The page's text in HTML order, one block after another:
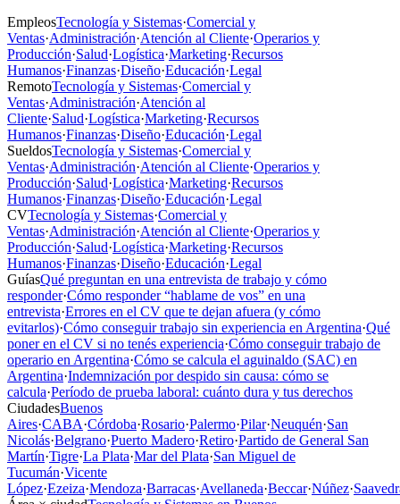
EmpleosTecnología y Sistemas·Comercial y
Ventas·Administración·Atención al Cliente·Operarios y
Producción·Salud·Logística·Marketing·Recursos
Humanos·Finanzas·Diseño·Educación·Legal
RemotoTecnología y Sistemas·Comercial y
Ventas·Administración·Atención al
Cliente·Salud·Logística·Marketing·Recursos
Humanos·Finanzas·Diseño·Educación·Legal
SueldosTecnología y Sistemas·Comercial y
Ventas·Administración·Atención al Cliente·Operarios y
Producción·Salud·Logística·Marketing·Recursos
Humanos·Finanzas·Diseño·Educación·Legal
CVTecnología y Sistemas·Comercial y
Ventas·Administración·Atención al Cliente·Operarios y
Producción·Salud·Logística·Marketing·Recursos
Humanos·Finanzas·Diseño·Educación·Legal
GuíasQué preguntan en una entrevista de trabajo y cómo
responder·Cómo responder “hablame de vos” en una
entrevista·Errores en el CV que te dejan afuera (y cómo
evitarlos)·Cómo conseguir trabajo sin experiencia en Argentina·Qué
poner en el CV si no tenés experiencia·Cómo conseguir trabajo de
operario en Argentina·Cómo se calcula el aguinaldo (SAC) en
Argentina·Indemnización por despido sin causa: cómo se
calcula·Período de prueba laboral: cuánto dura y tus derechos
CiudadesBuenos
Aires·CABA·Córdoba·Rosario·Palermo·Pilar·Neuquén·San
Nicolás·Belgrano·Puerto Madero·Retiro·Partido de General San
Martín·Tigre·La Plata·Mar del Plata·San Miguel de
Tucumán·Vicente
López·Ezeiza·Mendoza·Barracas·Avellaneda·Beccar·Núñez·